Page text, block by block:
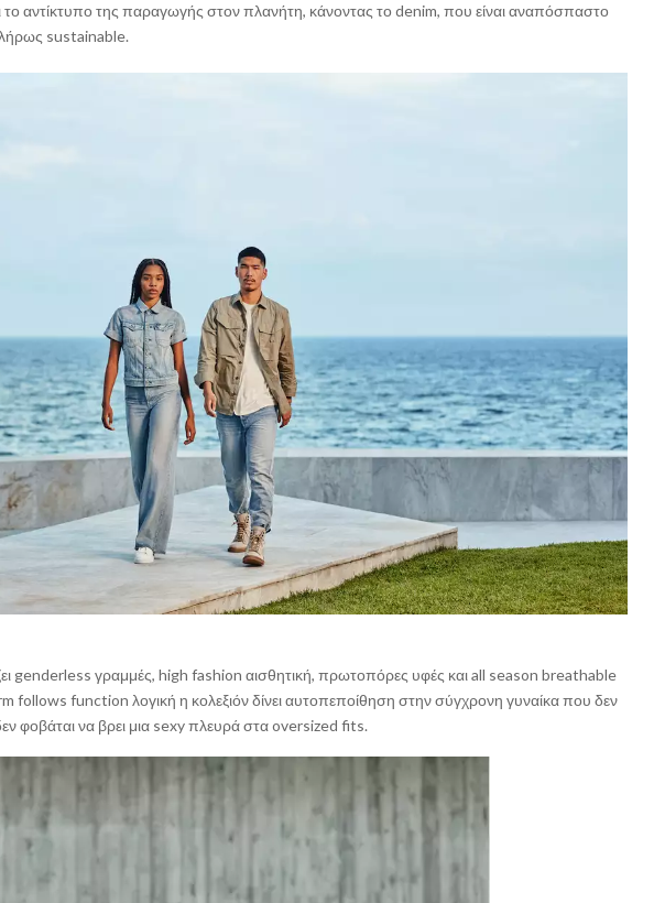
το αντίκτυπο της παραγωγής στον πλανήτη, κάνοντας το denim, που είναι αναπόσπαστο
sustainable.
genderless γραμμές, high fashion αισθητική, πρωτοπόρες υφές και all season breathable
follows function λογική η κολεξιόν δίνει αυτοπεποίθηση στην σύγχρονη γυναίκα που δεν
φοβάται να βρει μια sexy πλευρά στα oversized fits.